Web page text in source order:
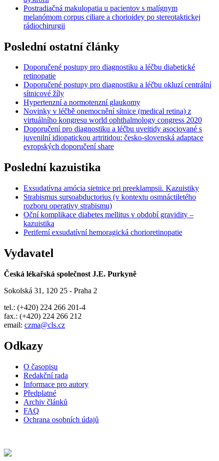
Postradiačná makulopatia u pacientov s malígnym
melanómom corpus ciliare a chorioidey po stereotaktickej
rádiochirurgii
Poslední ostatní články
Doporučené postupy pro diagnostiku a léčbu diabetické
retinopatie
Doporučené postupy pro diagnostiku a léčbu okluzí centrální
sítnicové žíly
Hypertenzní a normotenzní glaukomy
Novinky v léčbě onemocnění sítnice (medical retina) z
virtuálního kongresu world ophthalmology congress 2020
Doporučení pro diagnostiku a léčbu uveitidy asociované s
juvenilní idiopatickou artritidou: česko-slovenská adaptace
evropských doporučení share
Poslední kazuistika
Exsudatívna amócia sietnice pri preeklampsii. Kazuistiky
Strabismus sursoabductorius (v kontextu osmnáctiletého
rozboru operativy strabismu)
Oční komplikace diabetes mellitus v období gravidity –
kazuistika
Periferní exsudatívní hemoragická chorioretinopatie
Vydavatel
Česká lékařská společnost J.E. Purkyně
Sokolská 31, 120 25 - Praha 2
tel.: (+420) 224 266 201-4
fax.: (+420) 224 266 212
email: czma@cls.cz
Odkazy
O časopisu
Redakční rada
Informace pro autory
Předplatné
Archiv článků
FAQ
Ochrana osobních údajů